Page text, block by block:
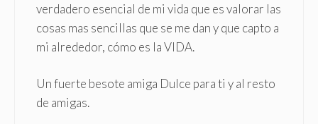
verdadero esencial de mi vida que es valorar las
cosas mas sencillas que se me dan y que capto a
mi alrededor, cómo es la VIDA.
Un fuerte besote amiga Dulce para ti y al resto
de amigas.